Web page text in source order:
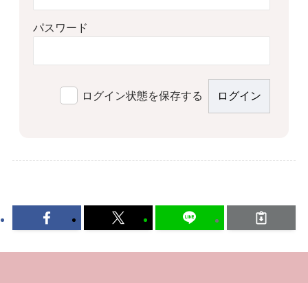
パスワード
ログイン状態を保存する